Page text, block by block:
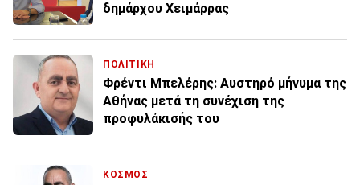
δημάρχου Χειμάρρας
ΠΟΛΙΤΙΚΗ
Φρέντι Μπελέρης: Αυστηρό μήνυμα της
Αθήνας μετά τη συνέχιση της
προφυλάκισής του
ΚΟΣΜΟΣ